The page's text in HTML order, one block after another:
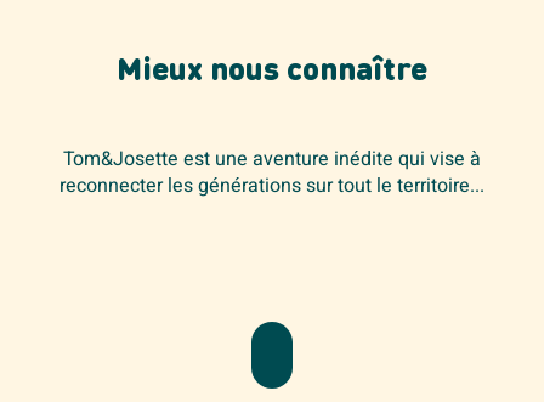
Mieux nous connaître
Tom&Josette est une aventure inédite qui vise à
reconnecter les générations sur tout le territoire...